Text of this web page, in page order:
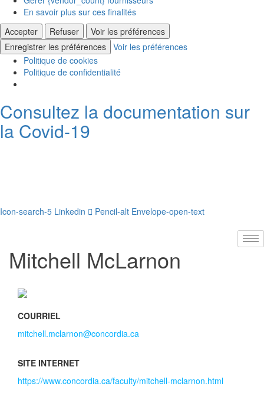
En savoir plus sur ces finalités
Accepter
Refuser
Voir les préférences
Enregistrer les préférences Voir les préférences
Politique de cookies
Politique de confidentialité
Consultez la documentation sur
la Covid-19
Icon-search-5 Linkedin Pencil-alt Envelope-open-text
Mitchell McLarnon
COURRIEL
mitchell.mclarnon@concordia.ca
SITE INTERNET
https://www.concordia.ca/faculty/mitchell-mclarnon.html